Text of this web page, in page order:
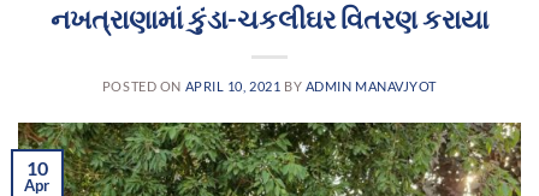
નખત્રાણામાં કુંડા-ચકલીઘર વિતરણ કરાયા
POSTED ON APRIL 10, 2021 BY ADMIN MANAVJYOT
10
Apr